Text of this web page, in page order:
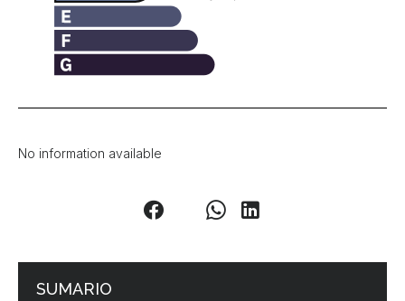
No information available
SUMARIO